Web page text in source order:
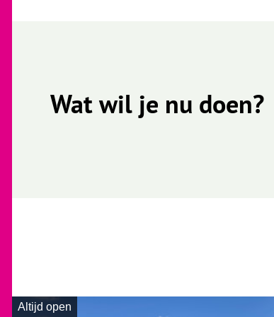
Wat wil je nu doen?
Altijd open